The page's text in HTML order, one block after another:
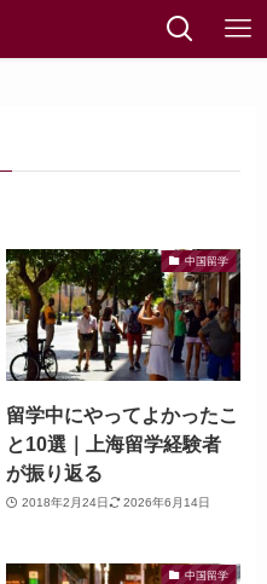
中国留学
留学中にやってよかったこ
と10選｜上海留学経験者
が振り返る
2018年2月24日 2026年6月14日
中国留学